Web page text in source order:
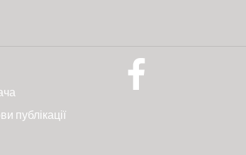
публікації